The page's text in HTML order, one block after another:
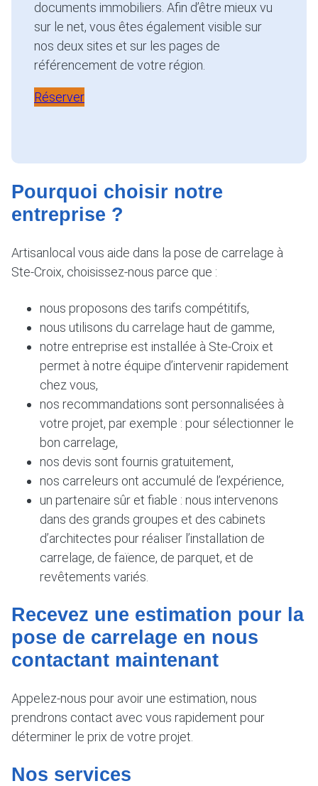
documents immobiliers. Afin d’être mieux vu
sur le net, vous êtes également visible sur
nos deux sites et sur les pages de
référencement de votre région.
Réserver
Pourquoi choisir notre
entreprise ?
Artisanlocal vous aide dans la pose de carrelage à
Ste-Croix, choisissez-nous parce que :
nous proposons des tarifs compétitifs,
nous utilisons du carrelage haut de gamme,
notre entreprise est installée à Ste-Croix et
permet à notre équipe d’intervenir rapidement
chez vous,
nos recommandations sont personnalisées à
votre projet, par exemple : pour sélectionner le
bon carrelage,
nos devis sont fournis gratuitement,
nos carreleurs ont accumulé de l’expérience,
un partenaire sûr et fiable : nous intervenons
dans des grands groupes et des cabinets
d’architectes pour réaliser l’installation de
carrelage, de faïence, de parquet, et de
revêtements variés.
Recevez une estimation pour la
pose de carrelage en nous
contactant maintenant
Appelez-nous pour avoir une estimation, nous
prendrons contact avec vous rapidement pour
déterminer le prix de votre projet.
Nos services